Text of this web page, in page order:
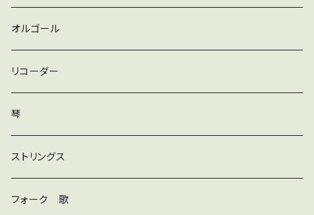
ロック
ラテン
ダンス
和風
京都
ストリングス
オルゴール
リコーダー
琴
ストリングス
フォーク 歌